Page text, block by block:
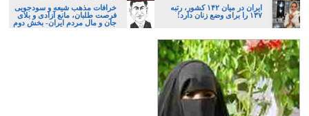
ایران در میان ۱۴۲ کشور، رتبه
۱۳۷ را برای وضع زنان دارد!
خرافات مذهب شیعه و سودجویی
فرصت طلبان، مانع آزادی و بلای
جان و مال مردم ایران- بخش دوم